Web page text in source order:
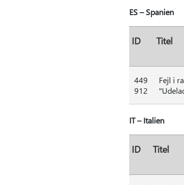
ES – Spanien
ID Titel
449
912
Fejl i
IT – Italien
ID Titel